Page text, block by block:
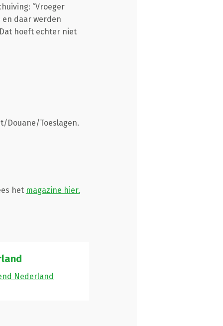
“Vroeger
daar werden
hoeft echter niet
Douane/Toeslagen.
het magazine hier.
Nederland